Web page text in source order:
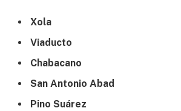
Xola
Viaducto
Chabacano
San Antonio Abad
Pino Suárez